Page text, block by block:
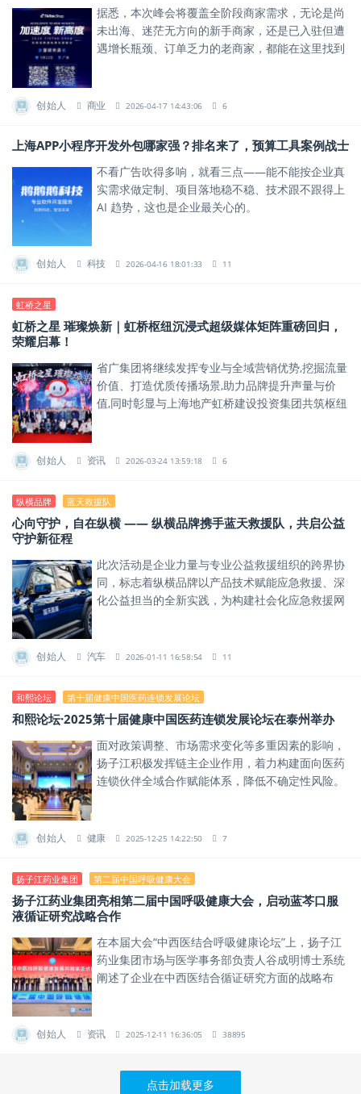
据悉，本次峰会将覆盖全阶段商家需求，无论是尚
未出海、迷茫无方向的新手商家，还是已入驻但遭
遇增长瓶颈、订单乏力的老商家，都能在这里找到
创始人 商业 2026-04-17 14:43:06 6
上海APP小程序开发外包哪家强？排名来了，预算工具案例战士
不看广告吹得多响，就看三点——能不能按企业真
实需求做定制、项目落地稳不稳、技术跟不跟得上
AI 趋势，这也是企业最关心的。
创始人 科技 2026-04-16 18:01:33 11
虹桥之星
虹桥之星 璀璨焕新｜虹桥枢纽沉浸式超级媒体矩阵重磅回归，
荣耀启幕！
省广集团将继续发挥专业与全域营销优势,挖掘流量
价值、打造优质传播场景,助力品牌提升声量与价
值,同时彰显与上海地产虹桥建设投资集团共筑枢纽
创始人 资讯 2026-03-24 13:59:18 6
纵横品牌 蓝天救援队
心向守护，自在纵横 —— 纵横品牌携手蓝天救援队，共启公益
守护新征程
此次活动是企业力量与专业公益救援组织的跨界协
同，标志着纵横品牌以产品技术赋能应急救援、深
化公益担当的全新实践，为构建社会化应急救援网
创始人 汽车 2026-01-11 16:58:54 11
和熙论坛 第十届健康中国医药连锁发展论坛
和熙论坛·2025第十届健康中国医药连锁发展论坛在泰州举办
面对政策调整、市场需求变化等多重因素的影响，
扬子江积极发挥链主企业作用，着力构建面向医药
连锁伙伴全域合作赋能体系，降低不确定性风险。
创始人 健康 2025-12-25 14:22:50 7
扬子江药业集团 第二届中国呼吸健康大会
扬子江药业集团亮相第二届中国呼吸健康大会，启动蓝芩口服
液循证研究战略合作
在本届大会“中西医结合呼吸健康论坛”上，扬子江
药业集团市场与医学事务部负责人谷成明博士系统
阐述了企业在中西医结合循证研究方面的战略布
创始人 资讯 2025-12-11 16:36:05 38895
点击加载更多